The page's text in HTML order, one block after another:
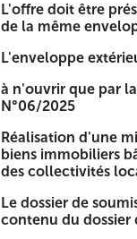
L'offre doit être
de la même
L'enveloppe
à n'ouvrir que par
N°06/2025
Réalisation d'une
biens immobiliers
des collectivités
Le dossier de
contenu du dossier